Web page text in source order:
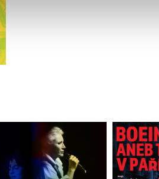
používáme, naleznete níže.
v zápatí stránky v záložce